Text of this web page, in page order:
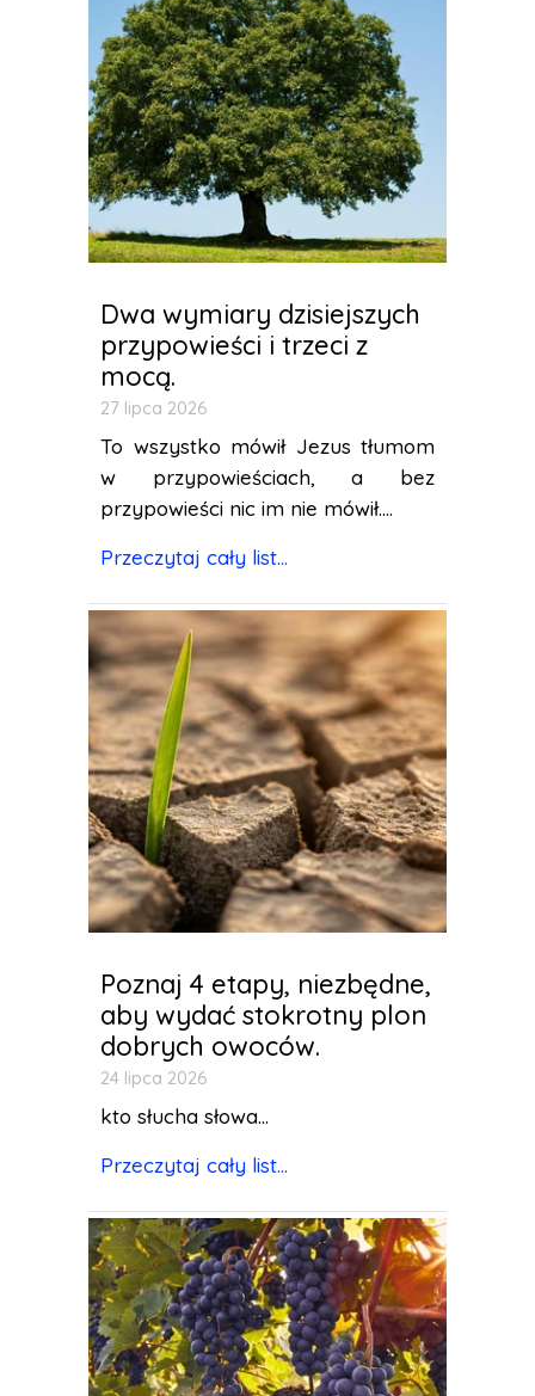
Dwa wymiary dzisiejszych
przypowieści i trzeci z
mocą.
27 lipca 2026
To wszystko mówił Jezus tłumom
w przypowieściach, a bez
przypowieści nic im nie mówił....
Przeczytaj cały list...
Poznaj 4 etapy, niezbędne,
aby wydać stokrotny plon
dobrych owoców.
24 lipca 2026
kto słucha słowa...
Przeczytaj cały list...